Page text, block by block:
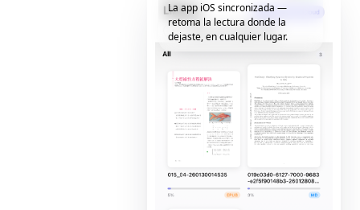
La app iOS sincronizada —
retoma la lectura donde la
dejaste, en cualquier lugar.